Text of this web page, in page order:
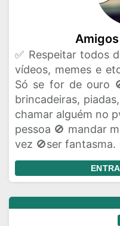
✅ Respeitar todos
vídeos, memes e
Só se for de ouro
brincadeiras,
chamar alguém no
pessoa 🚫 mandar
vez 🚫ser fantasma.